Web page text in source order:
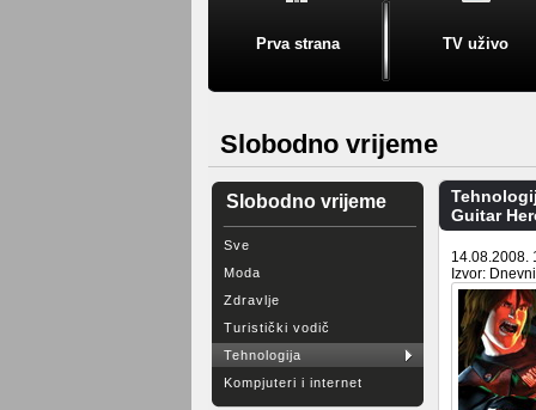
Prva strana TV uživo
Slobodno vrijeme
Slobodno vrijeme
Sve
Moda
Zdravlje
Turistički vodič
Tehnologija
Kompjuteri i internet
Guitar
14.08.2008.
Izvor: